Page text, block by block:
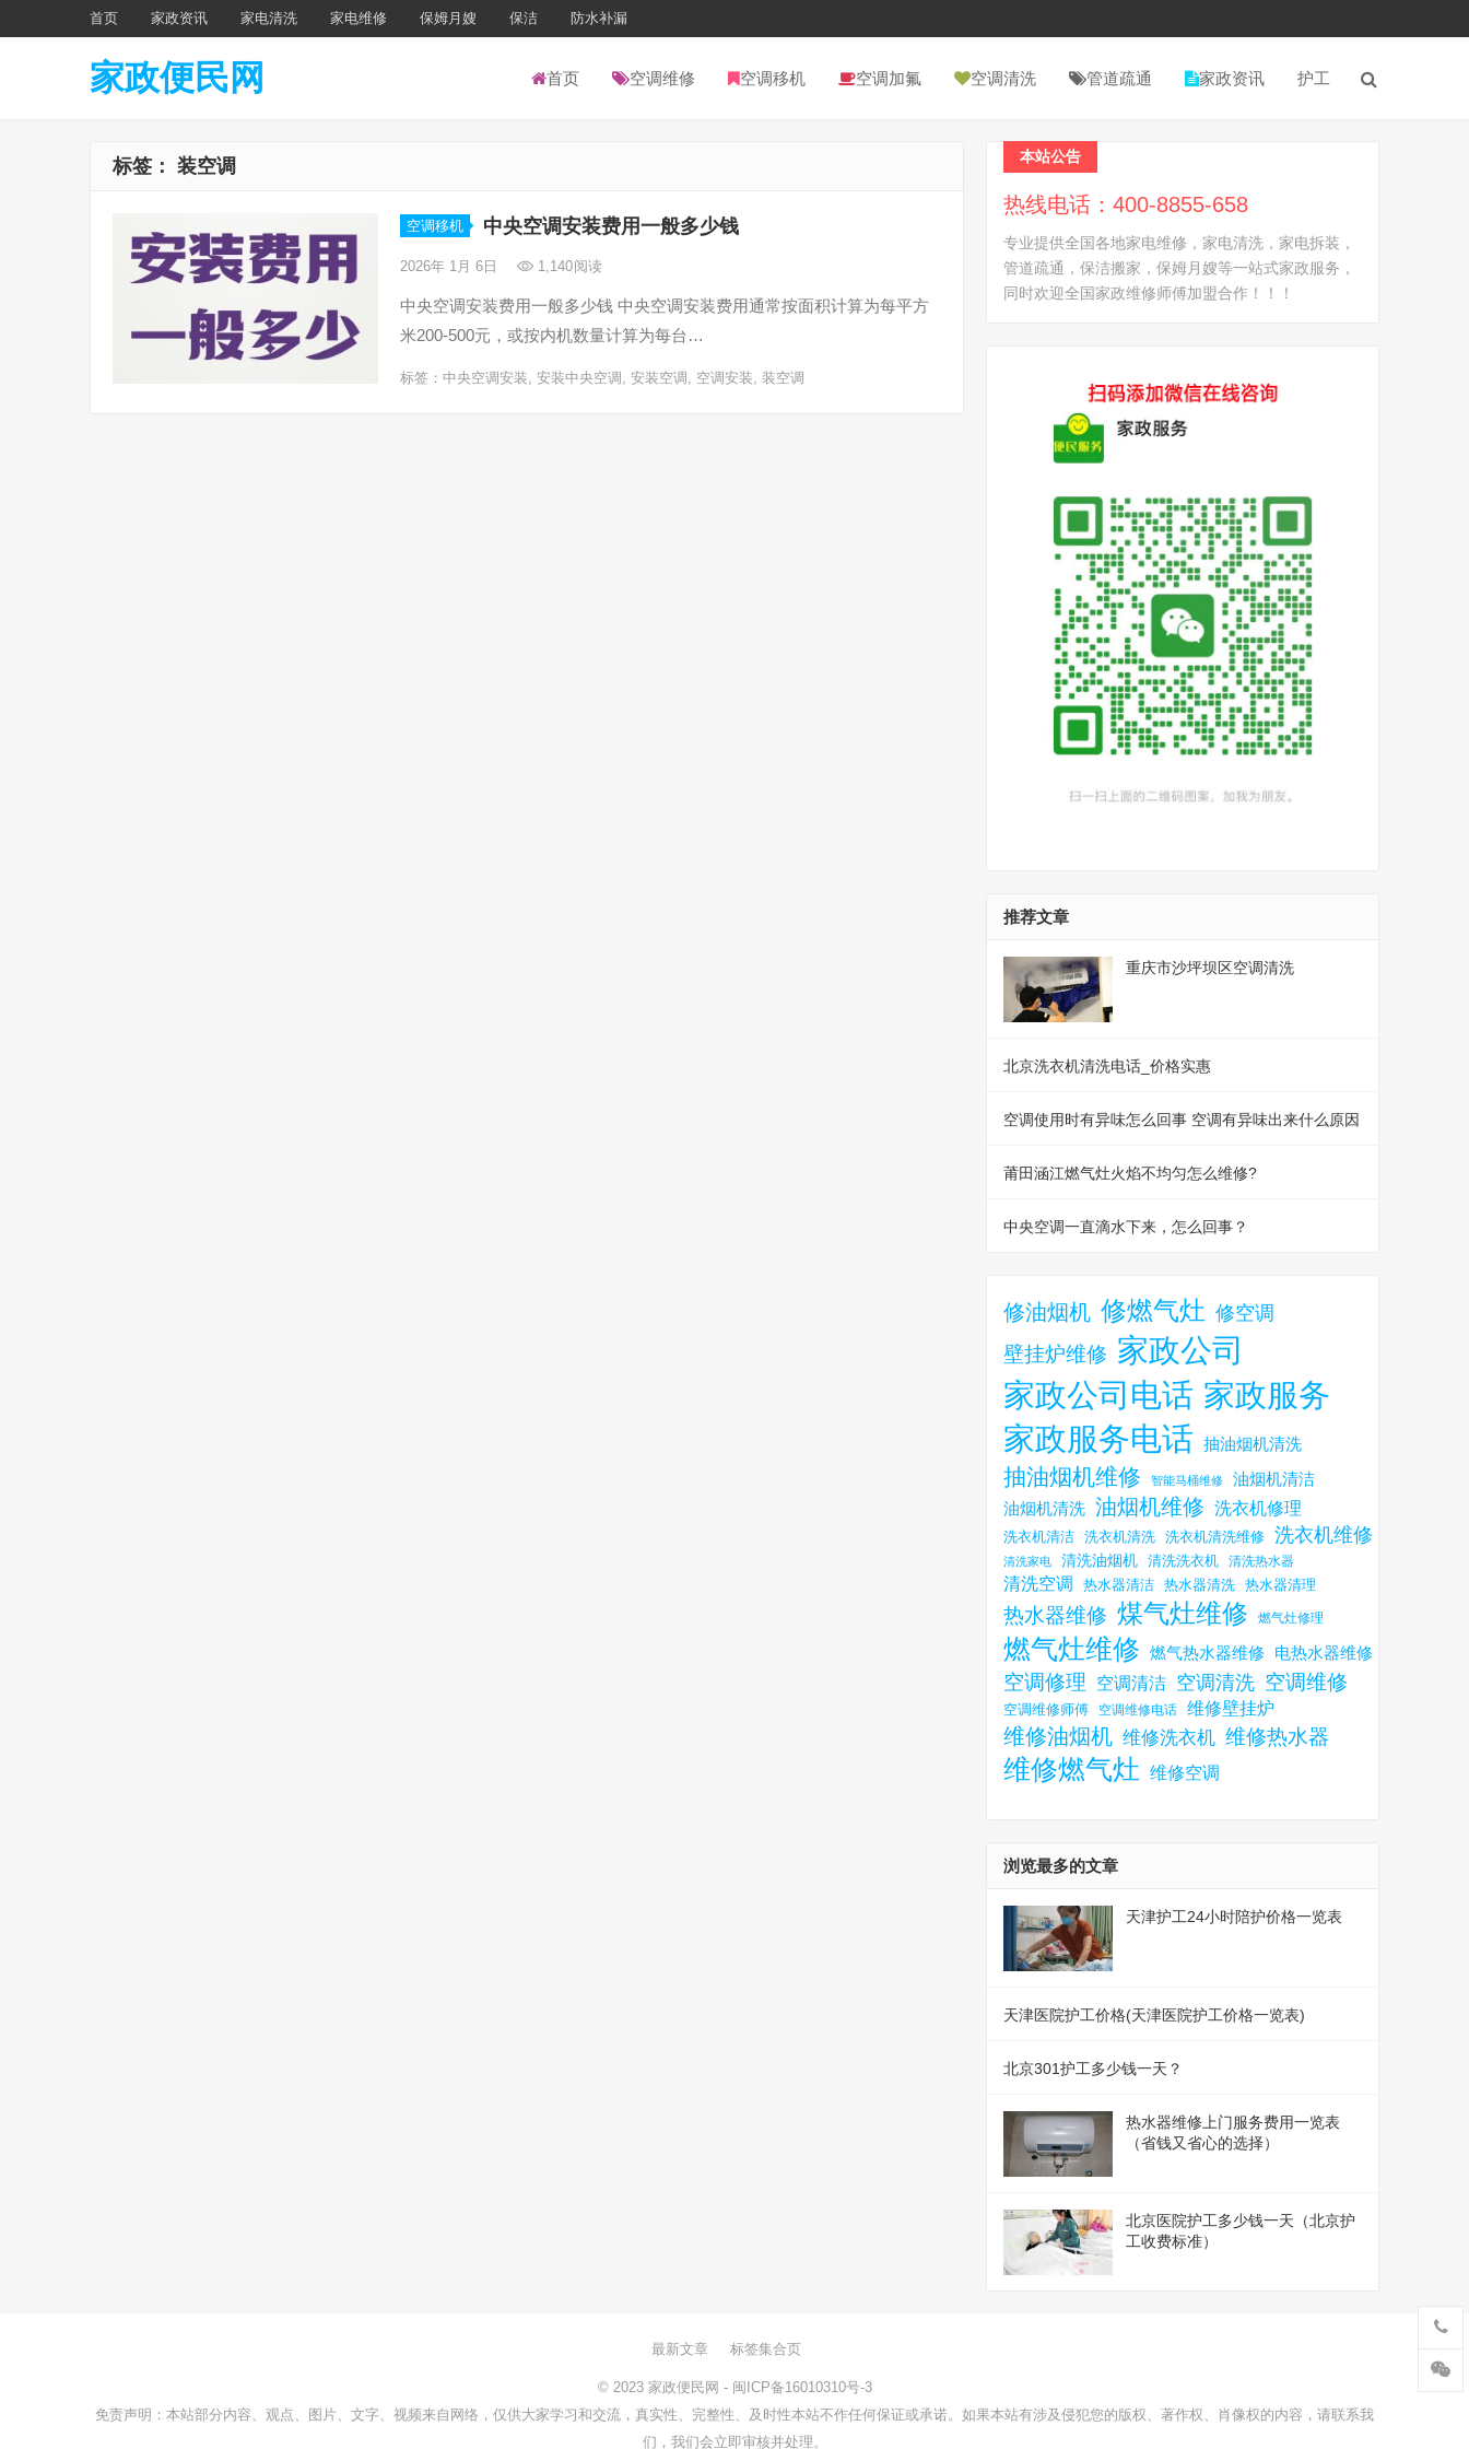
首页 家政资讯 家电清洗 家电维修 保姆月嫂 保洁 防水补漏
家政便民网 首页 空调维修 空调移机 空调加氟 空调清洗 管道疏通 家政资讯 护工
标签： 装空调
空调移机 中央空调安装费用一般多少钱
2026年 1月 6日 1,140阅读
中央空调安装费用一般多少钱 ‌中央空调安装费用通常按面积计算为每平方
米200-500元，或按内机数量计算为每台…
标签： 中央空调安装, 安装中央空调 , 安装空调 , 空调安装, 装空调
本站公告
热线电话：400-8855-658
专业提供全国各地家电维修，家电清洗，家电拆装，
管道疏通，保洁搬家，保姆月嫂等一站式家政服务，
同时欢迎全国家政维修师傅加盟合作！！！
推荐文章
重庆市沙坪坝区空调清洗
北京洗衣机清洗电话_价格实惠
空调使用时有异味怎么回事 空调有异味出来什么原因
莆田涵江燃气灶火焰不均匀怎么维修?
中央空调一直滴水下来，怎么回事？
修油烟机 修燃气灶 修空调
壁挂炉维修 家政公司
家政公司电话 家政服务
家政服务电话 抽油烟机清洗
抽油烟机维修 智能马桶维修
油烟机清洁
油烟机清洗 油烟机维修 洗衣机修理
洗衣机清洁 洗衣机清洗 洗衣机清洗维修 洗衣机维修
清洗家电 清洗油烟机 清洗洗衣机 清洗热水器
清洗空调 热水器清洁 热水器清洗 热水器清理
热水器维修 煤气灶维修 燃气灶修理
燃气灶维修 燃气热水器维修 电热水器维修
空调修理 空调清洁 空调清洗 空调维修
空调维修师傅 空调维修电话 维修壁挂炉
维修油烟机 维修洗衣机 维修热水器
维修燃气灶 维修空调
浏览最多的文章
天津护工24小时陪护价格一览表
天津医院护工价格(天津医院护工价格一览表)
北京301护工多少钱一天？
热水器维修上门服务费用一览表
（省钱又省心的选择）
北京医院护工多少钱一天（北京护
工收费标准）
最新文章 标签集合页
© 2023 家政便民网 - 闽ICP备16010310号-3
免责声明：本站部分内容、观点、图片、文字、视频来自网络，仅供大家学习和交流，真实性、完整性、及时性本站不作任何保证或承诺。如果本站有涉及侵犯您的版权、著作权、肖像权的内容，请联系我
们，我们会立即审核并处理。